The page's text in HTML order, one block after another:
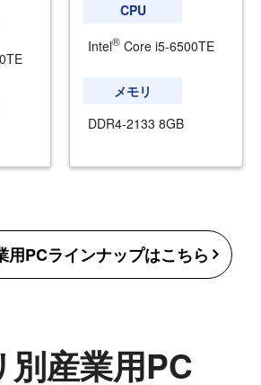
CPU
Intel® Core i5-6500TE
メモリ
DDR4-2133 8GB
用PCラインナップはこちら
別産業用PC